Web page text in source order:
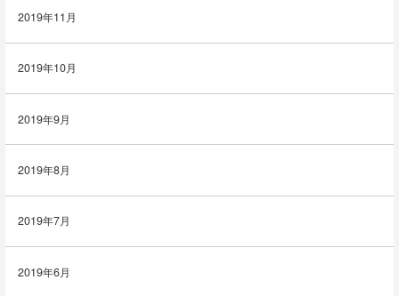
2019年11月
2019年10月
2019年9月
2019年8月
2019年7月
2019年6月